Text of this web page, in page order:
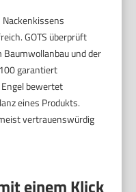
GOTS überprüft
Baumwollanbau und der
garantiert
bewertet
eines Produkts.
vertrauenswürdig